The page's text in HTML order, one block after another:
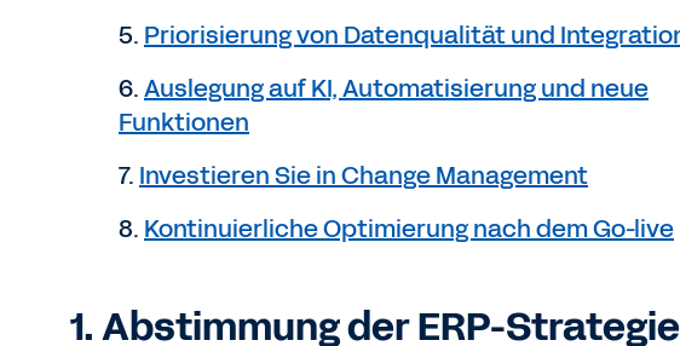
5. Priorisierung von Datenqualität und
6.Auslegung auf KI, Automatisierung und neue
Funktionen
7. Investieren Sie in Change Management
8. Kontinuierliche Optimierung nach dem Go-live
1. Abstimmung der ERP-Strategie